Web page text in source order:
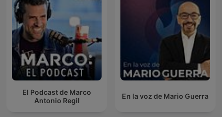
El Podcast de Marco
Antonio Regil
En la voz de Mario Guerra